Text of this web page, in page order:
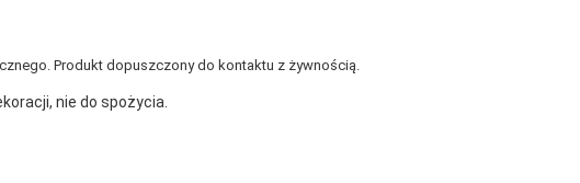
Produkt dopuszczony do kontaktu z żywnością.
nie do spożycia.